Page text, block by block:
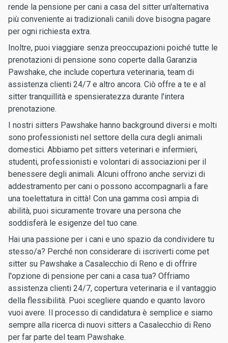
rende la pensione per cani a casa del sitter un'alternativa
più conveniente ai tradizionali canili dove bisogna pagare
per ogni richiesta extra.
Inoltre, puoi viaggiare senza preoccupazioni poiché tutte le
prenotazioni di pensione sono coperte dalla Garanzia
Pawshake, che include copertura veterinaria, team di
assistenza clienti 24/7 e altro ancora. Ciò offre a te e al
sitter tranquillità e spensieratezza durante l'intera
prenotazione.
I nostri sitters Pawshake hanno background diversi e molti
sono professionisti nel settore della cura degli animali
domestici. Abbiamo pet sitters veterinari e infermieri,
studenti, professionisti e volontari di associazioni per il
benessere degli animali. Alcuni offrono anche servizi di
addestramento per cani o possono accompagnarli a fare
una toelettatura in città! Con una gamma così ampia di
abilità, puoi sicuramente trovare una persona che
soddisferà le esigenze del tuo cane.
Hai una passione per i cani e uno spazio da condividere tu
stesso/a? Perché non considerare di iscriverti come pet
sitter su Pawshake a Casalecchio di Reno e di offrire
l'opzione di pensione per cani a casa tua? Offriamo
assistenza clienti 24/7, copertura veterinaria e il vantaggio
della flessibilità. Puoi scegliere quando e quanto lavoro
vuoi avere. Il processo di candidatura è semplice e siamo
sempre alla ricerca di nuovi sitters a Casalecchio di Reno
per far parte del team Pawshake.